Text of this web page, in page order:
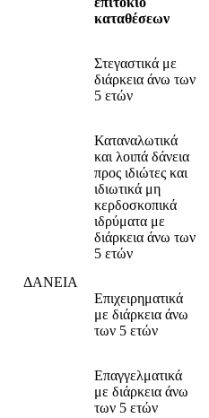
καταθέσεων
ΔΑΝΕΙΑ
Στεγαστικά με
διάρκεια άνω των
5 ετών
Καταναλωτικά
και λοιπά δάνεια
προς ιδιώτες και
ιδιωτικά μη
κερδοσκοπικά
ιδρύματα με
διάρκεια άνω των
5 ετών
Επιχειρηματικά
με διάρκεια άνω
των 5 ετών
Επαγγελματικά
με διάρκεια άνω
των 5 ετών